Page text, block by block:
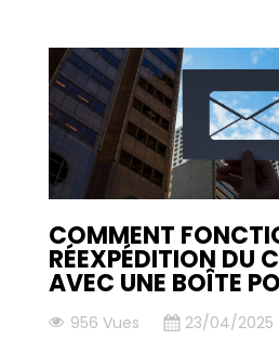
COMMENT
RÉEXPÉDITION DU
AVEC UNE BOÎTE
956 Vues
23/04/2025